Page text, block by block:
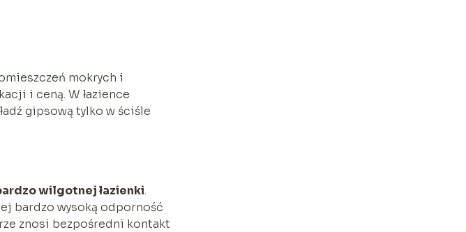
mokrych i
i ceną. W łazience
gipsową tylko w ściśle
wilgotnej łazienki.
bardzo wysoką odporność
znosi bezpośredni kontakt